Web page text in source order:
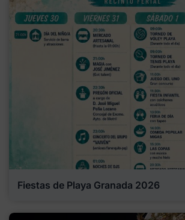
Fiestas de Playa Granada 2026